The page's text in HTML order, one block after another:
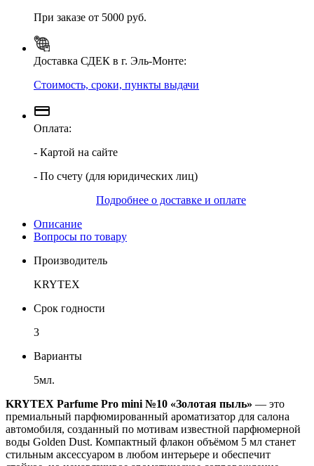
При заказе от 5000 руб.
Доставка СДЕК в г. Эль-Монте:
Стоимость, сроки, пункты выдачи
Оплата:
- Картой на сайте
- По счету (для юридических лиц)
Подробнее о доставке и оплате
Описание
Вопросы по товару
Производитель
KRYTEX
Срок годности
3
Варианты
5мл.
KRYTEX Parfume Pro mini №10 «Золотая пыль» — это
премиальный парфюмированный ароматизатор для салона
автомобиля, созданный по мотивам известной парфюмерной
воды Golden Dust. Компактный флакон объёмом 5 мл станет
стильным аксессуаром в любом интерьере и обеспечит